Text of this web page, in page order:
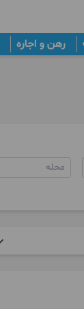
رهن و اجاره
محله